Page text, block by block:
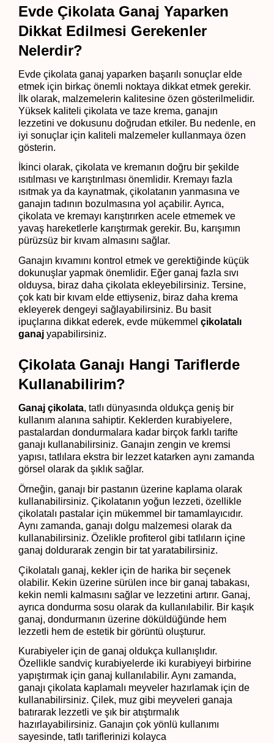
Evde Çikolata Ganaj Yaparken
Dikkat Edilmesi Gerekenler
Nelerdir?
Evde çikolata ganaj yaparken başarılı sonuçlar elde
etmek için birkaç önemli noktaya dikkat etmek gerekir.
İlk olarak, malzemelerin kalitesine özen gösterilmelidir.
Yüksek kaliteli çikolata ve taze krema, ganajın
lezzetini ve dokusunu doğrudan etkiler. Bu nedenle, en
iyi sonuçlar için kaliteli malzemeler kullanmaya özen
gösterin.
İkinci olarak, çikolata ve kremanın doğru bir şekilde
ısıtılması ve karıştırılması önemlidir. Kremayı fazla
ısıtmak ya da kaynatmak, çikolatanın yanmasına ve
ganajın tadının bozulmasına yol açabilir. Ayrıca,
çikolata ve kremayı karıştırırken acele etmemek ve
yavaş hareketlerle karıştırmak gerekir. Bu, karışımın
pürüzsüz bir kıvam almasını sağlar.
Ganajın kıvamını kontrol etmek ve gerektiğinde küçük
dokunuşlar yapmak önemlidir. Eğer ganaj fazla sıvı
olduysa, biraz daha çikolata ekleyebilirsiniz. Tersine,
çok katı bir kıvam elde ettiyseniz, biraz daha krema
ekleyerek dengeyi sağlayabilirsiniz. Bu basit
ipuçlarına dikkat ederek, evde mükemmel çikolatalı
ganaj yapabilirsiniz.
Çikolata Ganajı Hangi Tariflerde
Kullanabilirim?
Ganaj çikolata, tatlı dünyasında oldukça geniş bir
kullanım alanına sahiptir. Keklerden kurabiyelere,
pastalardan dondurmalara kadar birçok farklı tarifte
ganajı kullanabilirsiniz. Ganajın zengin ve kremsi
yapısı, tatlılara ekstra bir lezzet katarken aynı zamanda
görsel olarak da şıklık sağlar.
Örneğin, ganajı bir pastanın üzerine kaplama olarak
kullanabilirsiniz. Çikolatanın yoğun lezzeti, özellikle
çikolatalı pastalar için mükemmel bir tamamlayıcıdır.
Aynı zamanda, ganajı dolgu malzemesi olarak da
kullanabilirsiniz. Özelikle profiterol gibi tatlıların içine
ganaj doldurarak zengin bir tat yaratabilirsiniz.
Çikolatalı ganaj, kekler için de harika bir seçenek
olabilir. Kekin üzerine sürülen ince bir ganaj tabakası,
kekin nemli kalmasını sağlar ve lezzetini artırır. Ganaj,
ayrıca dondurma sosu olarak da kullanılabilir. Bir kaşık
ganaj, dondurmanın üzerine döküldüğünde hem
lezzetli hem de estetik bir görüntü oluşturur.
Kurabiyeler için de ganaj oldukça kullanışlıdır.
Özellikle sandviç kurabiyelerde iki kurabiyeyi birbirine
yapıştırmak için ganaj kullanılabilir. Aynı zamanda,
ganajı çikolata kaplamalı meyveler hazırlamak için de
kullanabilirsiniz. Çilek, muz gibi meyveleri ganaja
batırarak lezzetli ve şık bir atıştırmalık
hazırlayabilirsiniz. Ganajın çok yönlü kullanımı
sayesinde, tatlı tariflerinizi kolayca